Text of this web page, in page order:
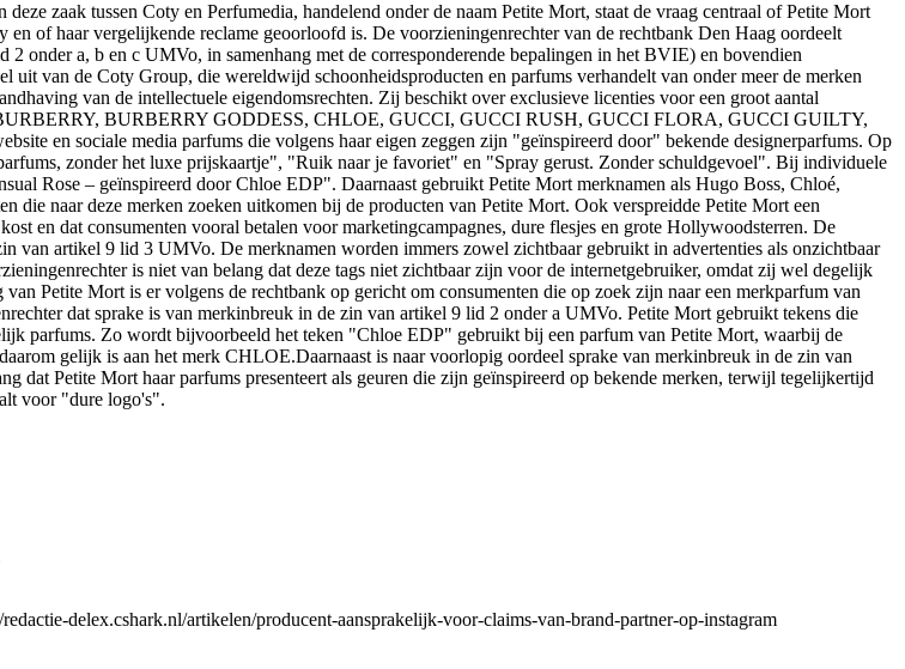
deze zaak tussen Coty en Perfumedia, handelend onder de naam Petite Mort, staat de vraag centraal of Petite Mort
of haar vergelijkende reclame geoorloofd is. De voorzieningenrechter van de rechtbank Den Haag oordeelt
onder a, b en c UMVo, in samenhang met de corresponderende bepalingen in het BVIE) en bovendien
van de Coty Group, die wereldwijd schoonheidsproducten en parfums verhandelt van onder meer de merken
van de intellectuele eigendomsrechten. Zij beschikt over exclusieve licenties voor een groot aantal
BURBERRY GODDESS, CHLOE, GUCCI, GUCCI RUSH, GUCCI FLORA, GUCCI GUILTY,
en sociale media parfums die volgens haar eigen zeggen zijn "geïnspireerd door" bekende designerparfums. Op
zonder het luxe prijskaartje", "Ruik naar je favoriet" en "Spray gerust. Zonder schuldgevoel". Bij individuele
Rose – geïnspireerd door Chloe EDP". Daarnaast gebruikt Petite Mort merknamen als Hugo Boss, Chloé,
die naar deze merken zoeken uitkomen bij de producten van Petite Mort. Ook verspreidde Petite Mort een
en dat consumenten vooral betalen voor marketingcampagnes, dure flesjes en grote Hollywoodsterren. De
van artikel 9 lid 3 UMVo. De merknamen worden immers zowel zichtbaar gebruikt in advertenties als onzichtbaar
is niet van belang dat deze tags niet zichtbaar zijn voor de internetgebruiker, omdat zij wel degelijk
Petite Mort is er volgens de rechtbank op gericht om consumenten die op zoek zijn naar een merkparfum van
dat sprake is van merkinbreuk in de zin van artikel 9 lid 2 onder a UMVo. Petite Mort gebruikt tekens die
parfums. Zo wordt bijvoorbeeld het teken "Chloe EDP" gebruikt bij een parfum van Petite Mort, waarbij de
gelijk is aan het merk CHLOE.Daarnaast is naar voorlopig oordeel sprake van merkinbreuk in de zin van
dat Petite Mort haar parfums presenteert als geuren die zijn geïnspireerd op bekende merken, terwijl tegelijkertijd
voor "dure logo's".
delex.cshark.nl/artikelen/producent-aansprakelijk-voor-claims-van-brand-partner-op-instagram